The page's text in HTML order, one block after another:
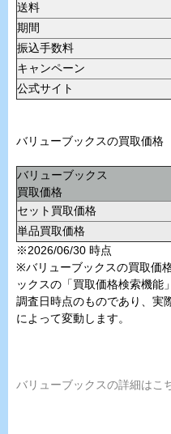
送料
期間
振込手数料
キャンペーン
公式サイト
バリューブックスの買取価格
バリューブックス
買取価格
セット買取価格
単品買取価格
※2026/06/30 時点
※バリューブックスの買取価
ックスの「買取価格検索機能
調査日時点のものであり、実
によって変動します。
バリューブックスの詳細はこ